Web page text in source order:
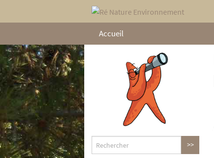
Accueil